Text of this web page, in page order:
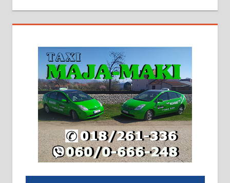
стамбене целине једна уз другу.
2х150м2, две гараже, централно
грејање на гас и дрва. Две
адресе. 063/71-74-023
Издајем комплетно опремљену
халу на Житковачком путу, на
плацу површине око 7 ари.
064/321-80-51; 063/102-35-25